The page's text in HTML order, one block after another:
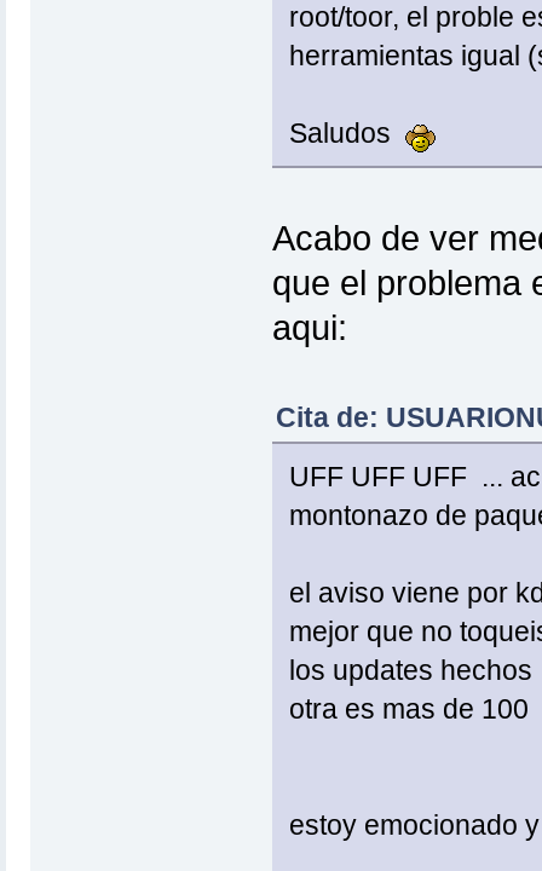
root/toor, el proble
herramientas igual
Saludos
Acabo de ver
que el
aqui:
Cita de:
UFF UFF UFF ...
montonazo de
el aviso viene por
mejor que no
los updates
otra es mas de 100
estoy emocionado